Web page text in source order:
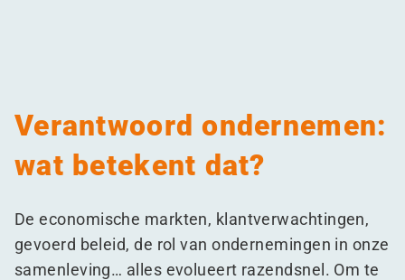
Verantwoord ondernemen:
wat betekent dat?
De economische markten, klantverwachtingen,
gevoerd beleid, de rol van ondernemingen in onze
samenleving… alles evolueert razendsnel. Om te